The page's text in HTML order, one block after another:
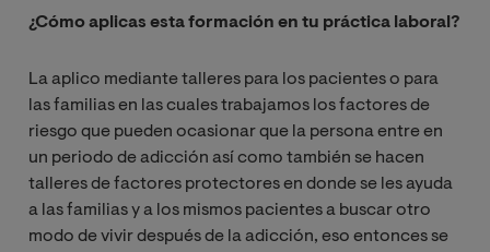
¿Cómo aplicas esta formación en tu práctica laboral?
La aplico mediante talleres para los pacientes o para
las familias en las cuales trabajamos los factores de
riesgo que pueden ocasionar que la persona entre en
un periodo de adicción así como también se hacen
talleres de factores protectores en donde se les ayuda
a las familias y a los mismos pacientes a buscar otro
modo de vivir después de la adicción, eso entonces se